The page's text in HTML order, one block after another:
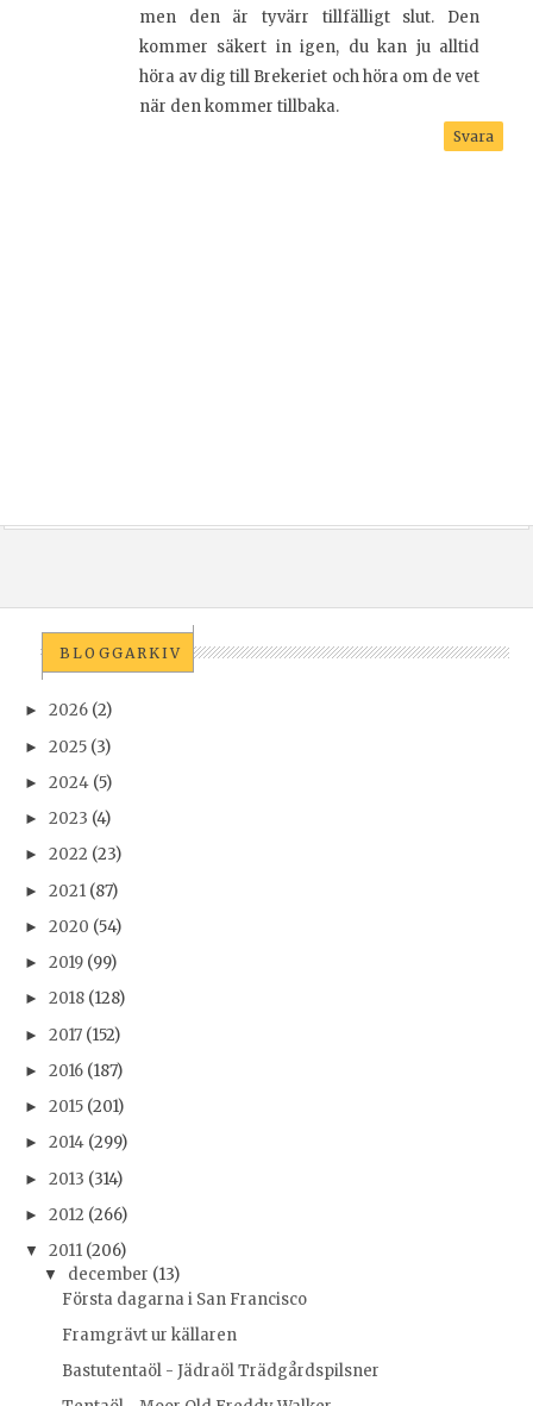
men den är tyvärr tillfälligt slut. Den
kommer säkert in igen, du kan ju alltid
höra av dig till Brekeriet och höra om de vet
när den kommer tillbaka.
Svara
BLOGGARKIV
► 2026 (2)
► 2025 (3)
► 2024 (5)
► 2023 (4)
► 2022 (23)
► 2021 (87)
► 2020 (54)
► 2019 (99)
► 2018 (128)
► 2017 (152)
► 2016 (187)
► 2015 (201)
► 2014 (299)
► 2013 (314)
► 2012 (266)
▼ 2011 (206)
▼ december (13)
Första dagarna i San Francisco
Framgrävt ur källaren
Bastutentaöl - Jädraöl Trädgårdspilsner